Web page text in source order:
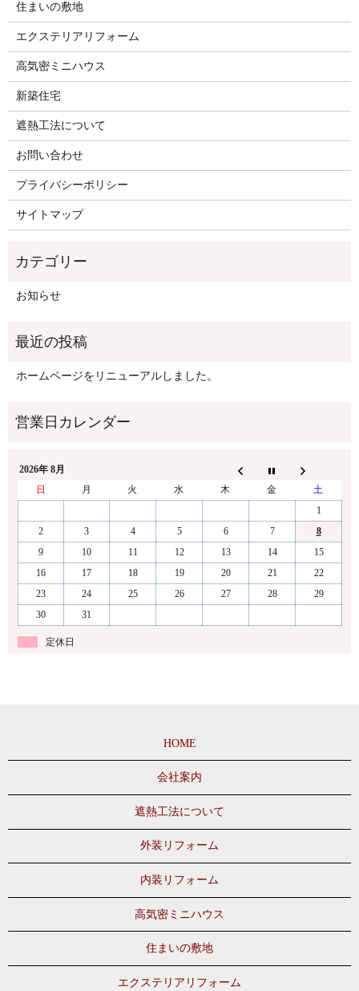
住まいの敷地
エクステリアリフォーム
高気密ミニハウス
新築住宅
遮熱工法について
お問い合わせ
プライバシーポリシー
サイトマップ
お知らせ
ホームページをリニューアルしました。
2026年 8月
日
月 火 水 木 金
土
1
2
3 4 5 6 7
8
9
10 11 12 13 14
15
16
17 18 19 20 21
22
23
24 25 26 27 28
29
30
31
定休日
HOME
会社案内
遮熱工法について
外装リフォーム
内装リフォーム
高気密ミニハウス
住まいの敷地
エクステリアリフォーム